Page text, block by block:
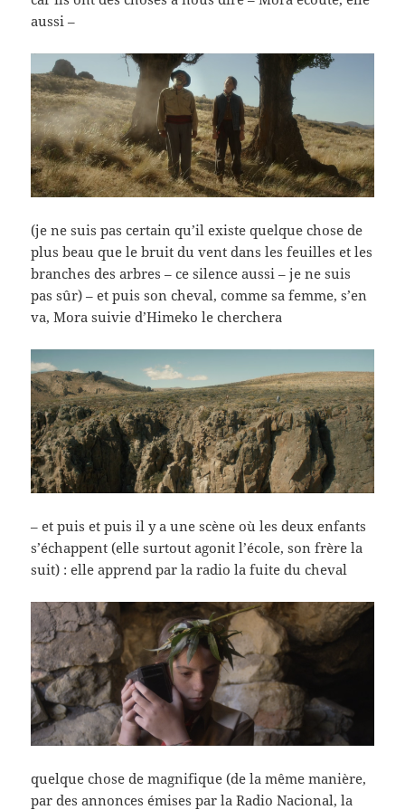
aussi –
(je ne suis pas certain qu’il existe quelque chose de
plus beau que le bruit du vent dans les feuilles et les
branches des arbres – ce silence aussi – je ne suis
pas sûr) – et puis son cheval, comme sa femme, s’en
va, Mora suivie d’Himeko le cherchera
– et puis et puis il y a une scène où les deux enfants
s’échappent (elle surtout agonit l’école, son frère la
suit) : elle apprend par la radio la fuite du cheval
quelque chose de magnifique (de la même manière,
par des annonces émises par la Radio Nacional, la